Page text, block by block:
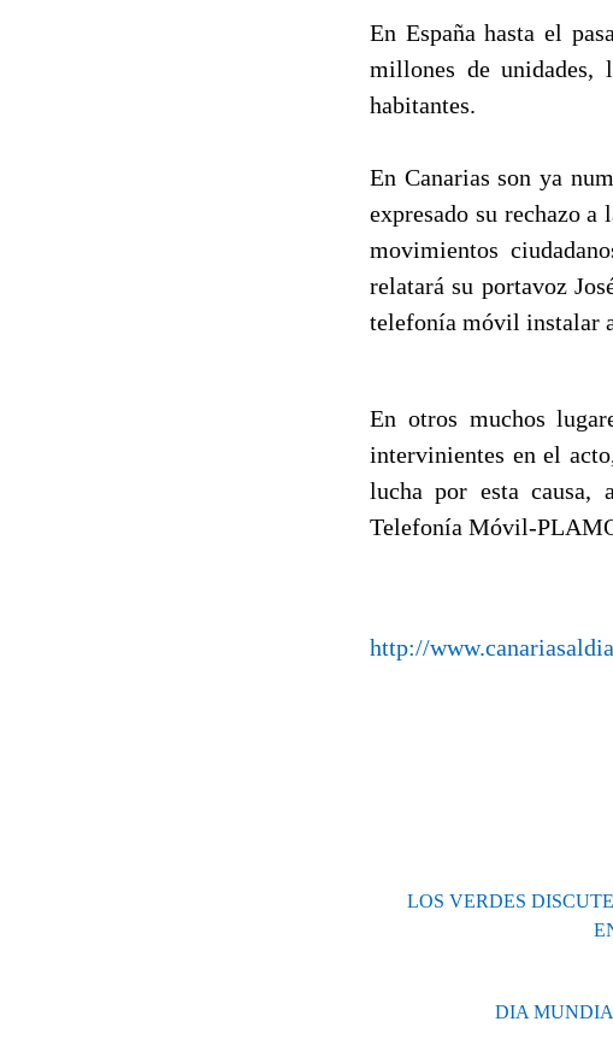
En España hasta el
millones de unidades,
habitantes.
En Canarias son ya
expresado su rechazo
movimientos
relatará su portavoz
telefonía móvil instalar
En otros muchos
intervinientes en el
lucha por esta causa,
Telefonía Móvil-
http://
LOS VERDES
DIA